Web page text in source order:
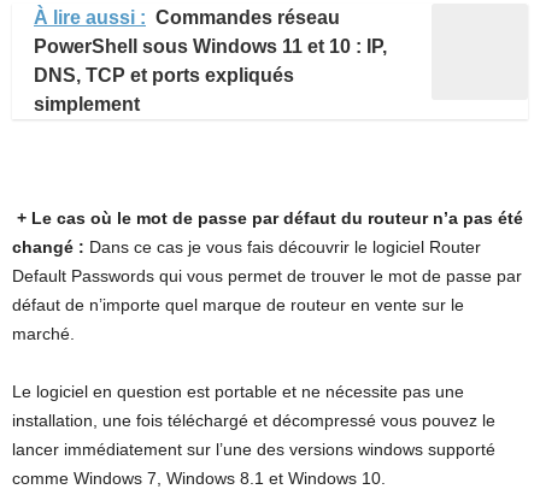
À lire aussi : Commandes réseau
PowerShell sous Windows 11 et 10 : IP,
DNS, TCP et ports expliqués
simplement
+ Le cas où le mot de passe par défaut du routeur n’a pas été
changé : Dans ce cas je vous fais découvrir le logiciel Router
Default Passwords qui vous permet de trouver le mot de passe par
défaut de n’importe quel marque de routeur en vente sur le
marché.
Le logiciel en question est portable et ne nécessite pas une
installation, une fois téléchargé et décompressé vous pouvez le
lancer immédiatement sur l’une des versions windows supporté
comme Windows 7, Windows 8.1 et Windows 10.